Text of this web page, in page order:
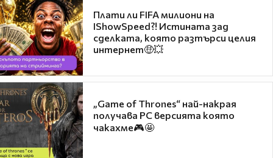
Плати ли FIFA милиони на
IShowSpeed?! Истината зад
сделката, която разтърси целия
интернет🤑💥
„Game of Thrones“ най-накрая
получава PC версията която
чакахме🎮🤩